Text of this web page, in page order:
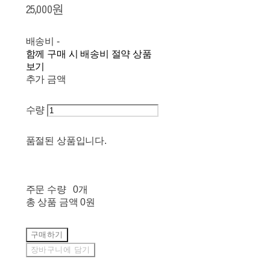
25,000원
배송비 -
함께 구매 시 배송비 절약 상품
보기
추가 금액
수량
품절된 상품입니다.
주문 수량
0개
총 상품 금액 0원
구매하기
장바구니에 담기